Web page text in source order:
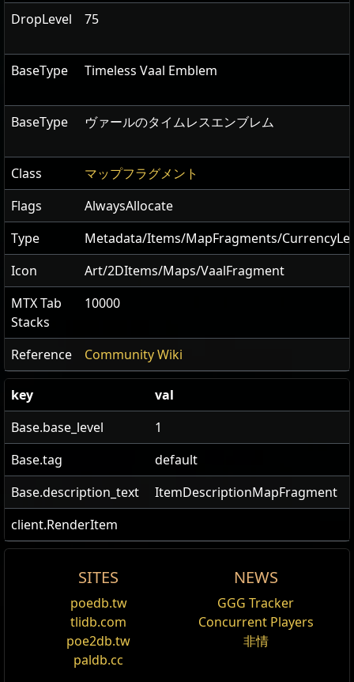
DropLevel
75
BaseType Timeless Vaal Emblem
BaseType ヴァールのタイムレスエンブレム
Class
マップフラグメント
Flags
AlwaysAllocate
Type
Metadata/Items/MapFragments/
Icon
Art/2DItems/Maps/VaalFragment
MTX Tab
Stacks
10000
Reference Community Wiki
key
val
Base.base_level
1
Base.tag
default
Base.description_text
ItemDescriptionMapFragment
client.RenderItem
個数制限:1
ポータル:タイムレスコンフリクト領域
エリアレベル:
マップ
タイムレスコンフリク
24h Value
24h volume
Timeless Vaal
Emblem
SITES
poedb.tw
tlidb.com
poe2db.tw
paldb.cc
NEWS
GGG Tracker
Concurrent Players
非情